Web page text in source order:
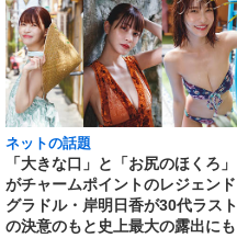
ネットの話題
「大きな口」と「お尻のほくろ」
がチャームポイントのレジェンド
グラドル・岸明日香が30代ラスト
の決意のもと史上最大の露出にも